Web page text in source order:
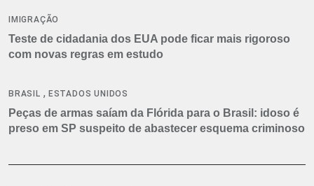
IMIGRAÇÃO
Teste de cidadania dos EUA pode ficar mais rigoroso
com novas regras em estudo
BRASIL , ESTADOS UNIDOS
Peças de armas saíam da Flórida para o Brasil: idoso é
preso em SP suspeito de abastecer esquema criminoso